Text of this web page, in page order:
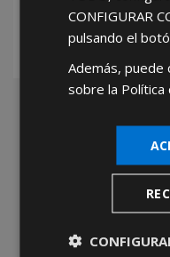
CONFIGURAR
pulsando el
Además,
sobre la Política